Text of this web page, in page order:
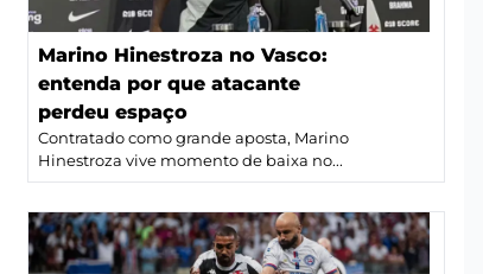
Marino Hinestroza no Vasco:
entenda por que atacante
perdeu espaço
Contratado como grande aposta, Marino
Hinestroza vive momento de baixa no...